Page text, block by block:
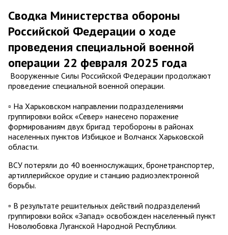
Сводка Министерства обороны
Российской Федерации о ходе
проведения специальной военной
операции 22 февраля 2025 года
Вооруженные Силы Российской Федерации продолжают
проведение специальной военной операции.
▫️ На Харьковском направлении подразделениями
группировки войск «Север» нанесено поражение
формированиям двух бригад теробороны в районах
населенных пунктов Избицкое и Волчанск Харьковской
области.
ВСУ потеряли до 40 военнослужащих, бронетранспортер,
артиллерийское орудие и станцию радиоэлектронной
борьбы.
▫️ В результате решительных действий подразделений
группировки войск «Запад» освобожден населенный пункт
Новолюбовка Луганской Народной Республики.